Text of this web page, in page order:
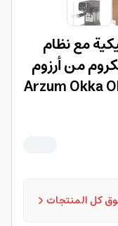
مع نظام
من أرزوم
Arzum Okka
كل المنتجات